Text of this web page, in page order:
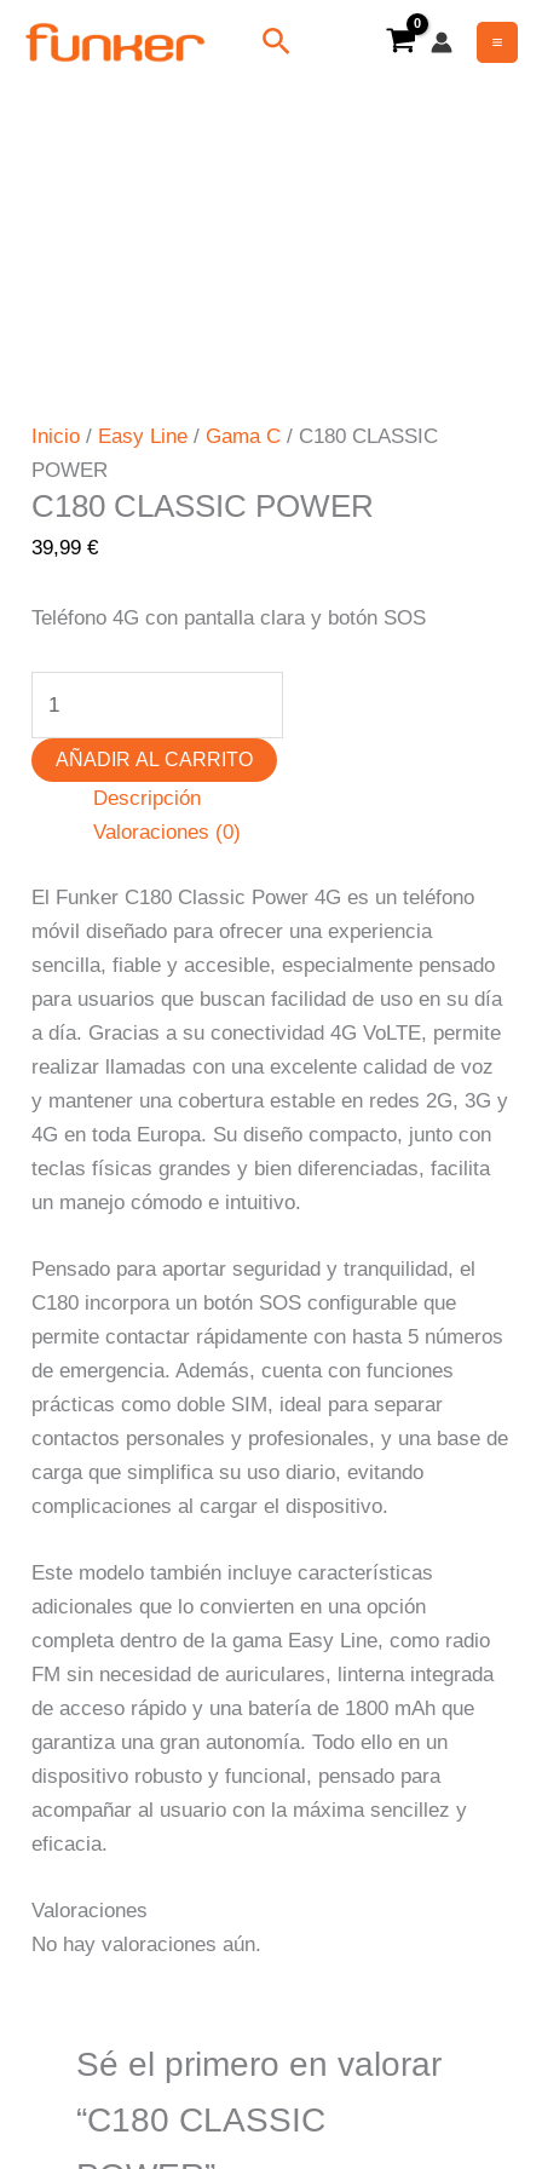
Buscar
Inicio / Easy Line /Gama C / C180 CLASSIC
POWER
C180 CLASSIC POWER
39,99€
Teléfono 4G con pantalla clara y botón SOS
CLASSIC
AÑADIR AL CARRITO
Descripción
Valoraciones (0)
El Funker C180 Classic Power 4G es un teléfono
móvil diseñado para ofrecer una experiencia
sencilla, fiable y accesible, especialmente pensado
para usuarios que buscan facilidad de uso en su día
a día. Gracias a su conectividad 4G VoLTE, permite
realizar llamadas con una excelente calidad de voz
y mantener una cobertura estable en redes 2G, 3G y
4G en toda Europa. Su diseño compacto, junto con
teclas físicas grandes y bien diferenciadas, facilita
un manejo cómodo e intuitivo.
Pensado para aportar seguridad y tranquilidad, el
C180 incorpora un botón SOS configurable que
permite contactar rápidamente con hasta 5 números
de emergencia. Además, cuenta con funciones
prácticas como doble SIM, ideal para separar
contactos personales y profesionales, y una base de
carga que simplifica su uso diario, evitando
complicaciones al cargar el dispositivo.
Este modelo también incluye características
adicionales que lo convierten en una opción
completa dentro de la gama Easy Line, como radio
FM sin necesidad de auriculares, linterna integrada
de acceso rápido y una batería de 1800 mAh que
garantiza una gran autonomía. Todo ello en un
dispositivo robusto y funcional, pensado para
acompañar al usuario con la máxima sencillez y
eficacia.
Valoraciones
No hay valoraciones aún.
Sé el primero en valorar
“C180 CLASSIC